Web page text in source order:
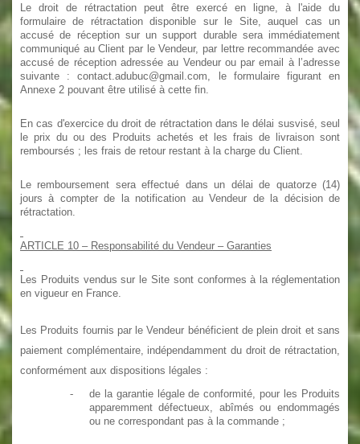
Le droit de rétractation peut être exercé en ligne, à l'aide du
formulaire de rétractation disponible sur le Site, auquel cas un
accusé de réception sur un support durable sera immédiatement
communiqué au Client par le Vendeur, par lettre recommandée avec
accusé de réception adressée au Vendeur ou par email à l’adresse
suivante : contact.adubuc@gmail.com, le formulaire figurant en
Annexe 2 pouvant être utilisé à cette fin.
En cas d'exercice du droit de rétractation dans le délai susvisé, seul
le prix du ou des Produits achetés et les frais de livraison sont
remboursés ; les frais de retour restant à la charge du Client.
Le remboursement sera effectué dans un délai de quatorze (14)
jours à compter de la notification au Vendeur de la décision de
rétractation.
ARTICLE 10 – Responsabilité du Vendeur – Garanties
Les Produits vendus sur le Site sont conformes à la réglementation
en vigueur en France.
Les Produits fournis par le Vendeur bénéficient de plein droit et sans
paiement complémentaire, indépendamment du droit de rétractation,
conformément aux dispositions légales :
-
de la garantie légale de conformité, pour les Produits
apparemment défectueux, abîmés ou endommagés
ou ne correspondant pas à la commande ;